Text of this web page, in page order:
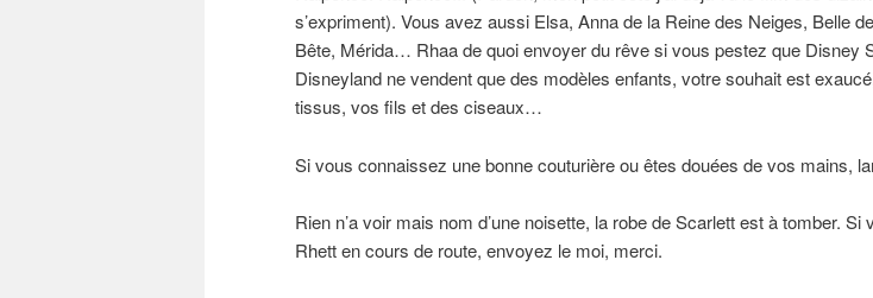
s’expriment). Vous avez aussi Elsa, Anna de la Reine des Neiges, Belle
Bête, Mérida… Rhaa de quoi envoyer du rêve si vous pestez que Disney
Disneyland ne vendent que des modèles enfants, votre souhait est
tissus, vos fils et des ciseaux…
Si vous connaissez une bonne couturière ou êtes douées de vos mains,
Rien n’a voir mais nom d’une noisette, la robe de Scarlett est à tomber. Si
Rhett en cours de route, envoyez le moi, merci.